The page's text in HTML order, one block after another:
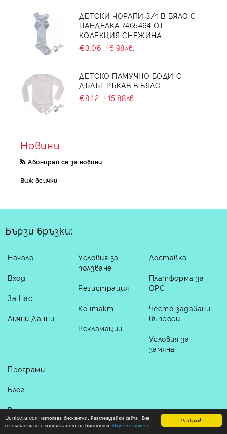
Разбрах!
Doniceta.com използва бисквитки. Разглеждайки сайта, Вие
се съгласявате с използването на бисквитки. Научете повече
ДЕТСКИ ЧОРАПИ 3/4 В БЯЛО С
ПАНДЕЛКА 7465464 ОТ
КОЛЕКЦИЯ СНЕЖИНА
€3.06
5.98лв.
ДЕТСКО ПАМУЧНО БОДИ С
ДЪЛЪГ РЪКАВ В БЯЛО
€8.12
15.88лв.
Новини
Абонирай се за новини
Виж всички
Бързи връзки:
Начало
Вход
За Нас
Лични Данни
Условия за
ползване
Регистрация
Контакт
Рекламации
Доставка
Платформа за
ОРС
Често задавани
въпроси
Условия за
замяна
Програми
Блог
Размери
Отказ от